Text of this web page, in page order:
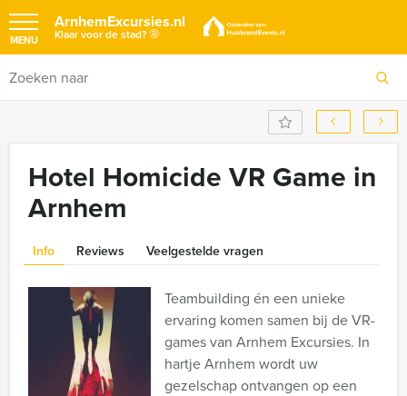
ArnhemExcursies.nl
Klaar voor de stad?®
MENU
Hotel Homicide VR Game in
Arnhem
Info Reviews Veelgestelde vragen
Teambuilding én een unieke
ervaring komen samen bij de VR-
games van Arnhem Excursies. In
hartje Arnhem wordt uw
gezelschap ontvangen op een